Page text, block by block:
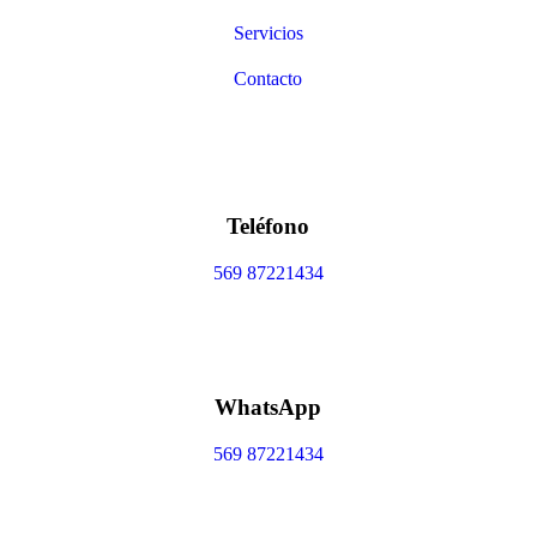
Servicios
Contacto
Teléfono
569 87221434
WhatsApp
569 87221434